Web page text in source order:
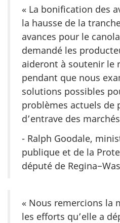
« La bonification des
la hausse de la
avances pour le
demandé les
aideront à soutenir le
pendant que nous
solutions possibles
problèmes actuels de
d’entrave des
- Ralph Goodale,
publique et de la
député de
« Nous remercions la
les efforts qu’elle a